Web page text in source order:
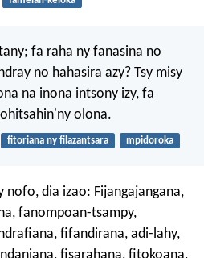
fa raha ny fanasina no
no hahasira azy? Tsy misy
na inona intsony izy, fa
olona.
fitoriana ny filazantsara mpidoroka
nofo, dia izao: Fijangajangana,
fanompoan-tsampy,
fifandirana, adi-lahy,